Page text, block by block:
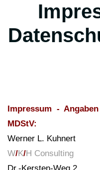
Impressum -
MDStV:
Werner L. Kuhnert
W/K/H Consulting